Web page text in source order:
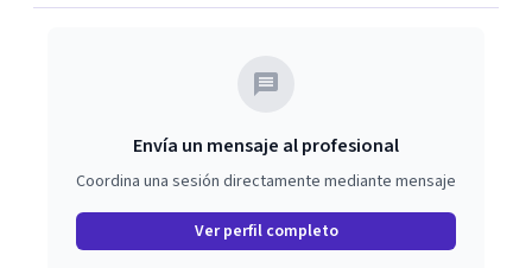
Envía un mensaje al profesional
Coordina una sesión directamente mediante mensaje
Ver perfil completo